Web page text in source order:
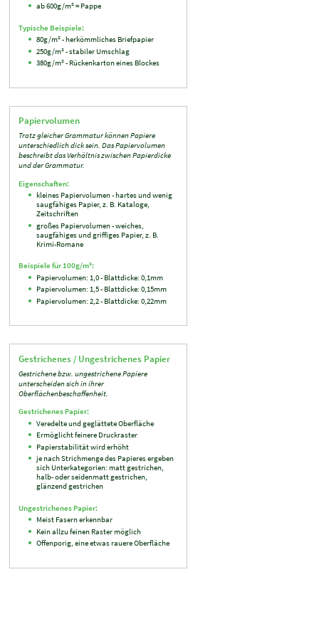
ab 600g/m² = Pappe
Typische Beispiele:
80g/m² - herkömmliches Briefpapier
250g/m² - stabiler Umschlag
380g/m² - Rückenkarton eines Blockes
Papiervolumen
Trotz gleicher Grammatur können Papiere
unterschiedlich dick sein. Das Papiervolumen
beschreibt das Verhältnis zwischen Papierdicke
und der Grammatur.
Eigenschaften:
kleines Papiervolumen - hartes und wenig
saugfähiges Papier, z. B. Kataloge,
Zeitschriften
großes Papiervolumen - weiches,
saugfähiges und griffiges Papier, z. B.
Krimi-Romane
Beispiele für 100g/m²:
Papiervolumen: 1,0 - Blattdicke: 0,1mm
Papiervolumen: 1,5 - Blattdicke: 0,15mm
Papiervolumen: 2,2 - Blattdicke: 0,22mm
Gestrichenes / Ungestrichenes Papier
Gestrichene bzw. ungestrichene Papiere
unterscheiden sich in ihrer
Oberflächenbeschaffenheit.
Gestrichenes Papier:
Veredelte und geglättete Oberfläche
Ermöglicht feinere Druckraster
Papierstabilität wird erhöht
je nach Strichmenge des Papieres ergeben
sich Unterkategorien: matt gestrichen,
halb- oder seidenmatt gestrichen,
glänzend gestrichen
Ungestrichenes Papier:
Meist Fasern erkennbar
Kein allzu feinen Raster möglich
Offenporig, eine etwas rauere Oberfläche